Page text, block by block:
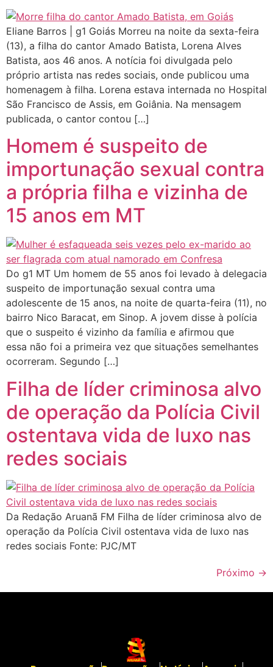
Eliane Barros | g1 Goiás Morreu na noite da sexta-feira
(13), a filha do cantor Amado Batista, Lorena Alves
Batista, aos 46 anos. A notícia foi divulgada pelo
próprio artista nas redes sociais, onde publicou uma
homenagem à filha. Lorena estava internada no Hospital
São Francisco de Assis, em Goiânia. Na mensagem
publicada, o cantor contou […]
Homem é suspeito de
importunação sexual contra
a própria filha e vizinha de
15 anos em MT
Do g1 MT Um homem de 55 anos foi levado à delegacia
suspeito de importunação sexual contra uma
adolescente de 15 anos, na noite de quarta-feira (11), no
bairro Nico Baracat, em Sinop. A jovem disse à polícia
que o suspeito é vizinho da família e afirmou que
essa não foi a primeira vez que situações semelhantes
ocorreram. Segundo […]
Filha de líder criminosa alvo
de operação da Polícia Civil
ostentava vida de luxo nas
redes sociais
Da Redação Aruanã FM Filha de líder criminosa alvo de
operação da Polícia Civil ostentava vida de luxo nas
redes sociais Fonte: PJC/MT
Próximo →